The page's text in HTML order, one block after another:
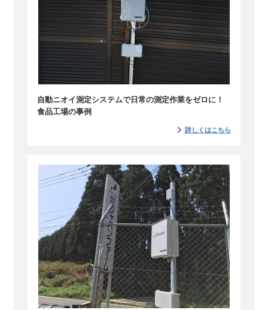
自動ニオイ測定システムで日常の測定作業をゼロに！
食品工場の事例
詳しくはこちら